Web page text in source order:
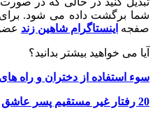
شما برگشت داده می شود.
صفجه اینستاگرام شاهین زند
آیا می خواهید بیشتر بدانید؟
سوء استفاده از دختران و راه
20 رفتار غیر مستقیم پسر عاشق